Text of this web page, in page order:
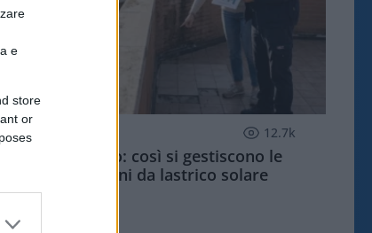
e
store
or
12.7k
Condominio: così si gestiscono le
infiltrazioni da lastrico solare